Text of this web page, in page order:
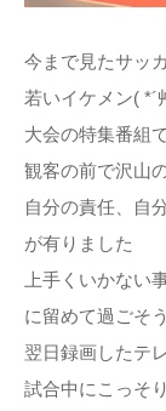
今まで見たサッ
若いイケメン(
大会の特集番組
観客の前で沢山
自分の責任、自
が有りました
上手くいかない
に留めて過ごそ
翌日録画したテ
試合中にこっそ